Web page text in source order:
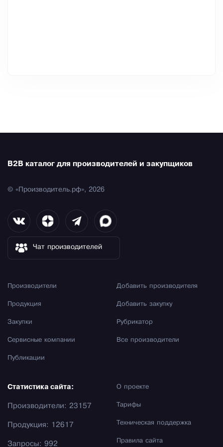
B2B каталог для производителей и закупщиков
© «Производитель.рф», 2026
Чат производителей
Производители
Продукция
Закупки
Сервисные компании
Публикации
Добавить производителя
Добавить закупку
Рубрикатор
Все производители
О проекте
Тарифы
Техническая поддержка
Правила сайта
Статистика сайта:
Производители: 23157
Продукция: 12617
Запросы: 992